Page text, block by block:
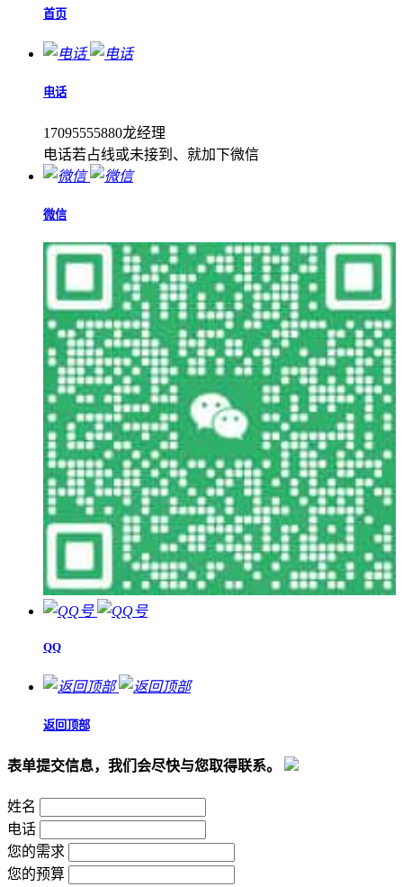
首页
电话
17095555880龙经理
电话若占线或未接到、就加下微信
微信
QQ
返回顶部
表单提交信息，我们会尽快与您取得联系。
姓名
电话
您的需求
您的预算